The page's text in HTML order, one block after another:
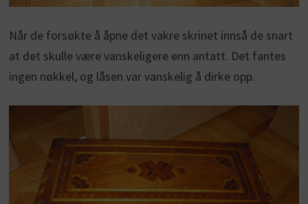
Når de forsøkte å åpne det vakre skrinet innså de snart
at det skulle være vanskeligere enn antatt. Det fantes
ingen nøkkel, og låsen var vanskelig å dirke opp.